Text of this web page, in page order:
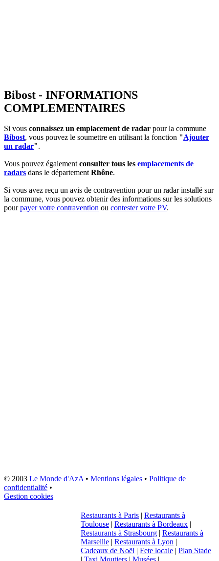
Bibost - INFORMATIONS
COMPLEMENTAIRES
Si vous connaissez un emplacement de radar pour la commune
Bibost, vous pouvez le soumettre en utilisant la fonction "Ajouter
un radar".
Vous pouvez égalementconsulter tous les emplacements de
radars dans le départementRhône.
Si vous avez reçu un avis de contravention pour un radar installé sur
la commune, vous pouvez obtenir des informations sur les solutions
pourpayer votre contravention ou contester votre PV.
© 2003 Le Monde d'AzA• Mentions légales • Politique de
confidentialité •
Gestion cookies
Restaurants à Paris | Restaurants à
Toulouse | Restaurants à Bordeaux |
Restaurants à Strasbourg | Restaurants à
Marseille | Restaurants à Lyon |
Cadeaux de Noël | Fete locale | Plan Stade